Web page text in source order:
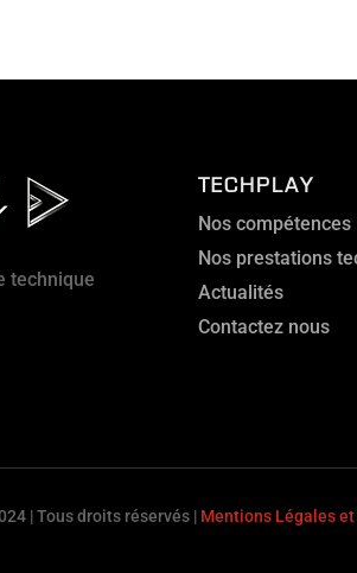
technique
TECHPLAY
Nos compétences
Nos prestations
Actualités
Contactez nous
| Tous droits réservés | Mentions Légales